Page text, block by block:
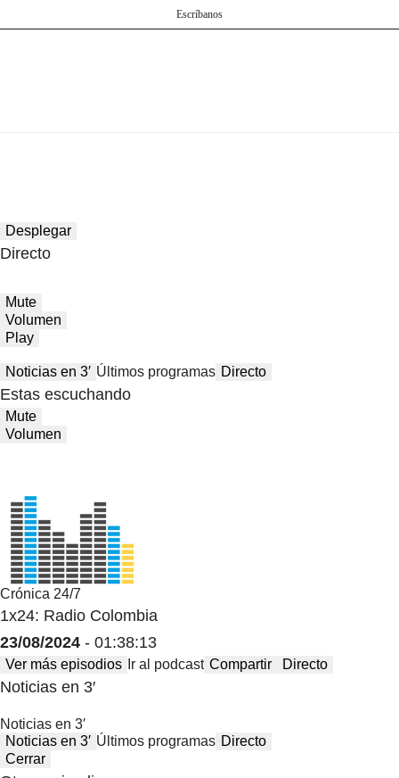
Escríbanos
Desplegar
Directo
Mute
Volumen
Play
Noticias en 3′ Últimos programas Directo
Estas escuchando
Mute
Volumen
Crónica 24/7
1x24: Radio Colombia
23/08/2024 - 01:38:13
Ver más episodios Ir al podcast Compartir Directo
Noticias en 3′
Noticias en 3′
Noticias en 3′ Últimos programas Directo
Cerrar